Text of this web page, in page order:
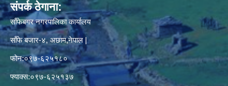
संपर्क ठेगाना:
साँफेबगर नगरपालिका कार्यालय
साँफे बजार-४, अछाम,नेपाल |
फोन:०९७-६२५१८०
फ्याक्स:०९७-६२५१३७